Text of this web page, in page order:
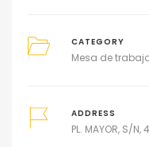
CATEGORY
Mesa de
ADDRESS
PL. MAYOR, S/N,